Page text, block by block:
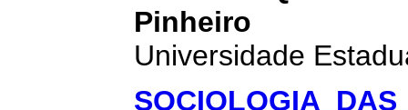
Pinheiro
Universidade
SOCIOLOGIA